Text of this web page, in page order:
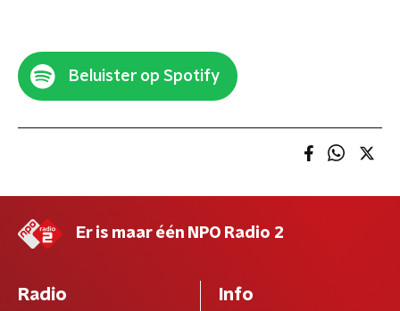
Beluister op Spotify
Er is maar één NPO Radio 2
Radio Info